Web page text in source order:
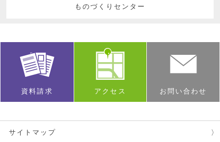
ものづくりセンター
資料請求 アクセス お問い合わせ
サイトマップ